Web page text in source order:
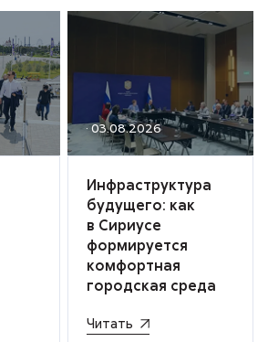
· 03.08.2026
Инфраструктура
будущего: как
в Сириусе
формируется
комфортная
городская среда
Читать